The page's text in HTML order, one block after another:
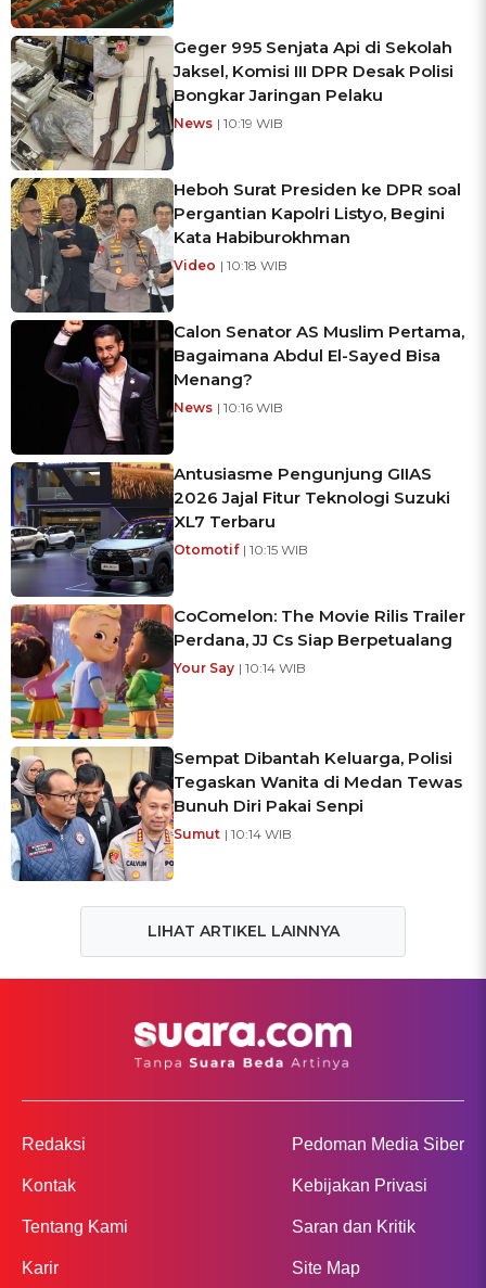
Geger 995 Senjata Api di Sekolah
Jaksel, Komisi III DPR Desak Polisi
Bongkar Jaringan Pelaku
News | 10:19 WIB
Heboh Surat Presiden ke DPR soal
Pergantian Kapolri Listyo, Begini
Kata Habiburokhman
Video | 10:18 WIB
Calon Senator AS Muslim Pertama,
Bagaimana Abdul El-Sayed Bisa
Menang?
News | 10:16 WIB
Antusiasme Pengunjung GIIAS
2026 Jajal Fitur Teknologi Suzuki
XL7 Terbaru
Otomotif | 10:15 WIB
CoComelon: The Movie Rilis Trailer
Perdana, JJ Cs Siap Berpetualang
Your Say | 10:14 WIB
Sempat Dibantah Keluarga, Polisi
Tegaskan Wanita di Medan Tewas
Bunuh Diri Pakai Senpi
Sumut | 10:14 WIB
LIHAT ARTIKEL LAINNYA
Redaksi
Kontak
Tentang Kami
Karir
Pedoman Media Siber
Kebijakan Privasi
Saran dan Kritik
Site Map